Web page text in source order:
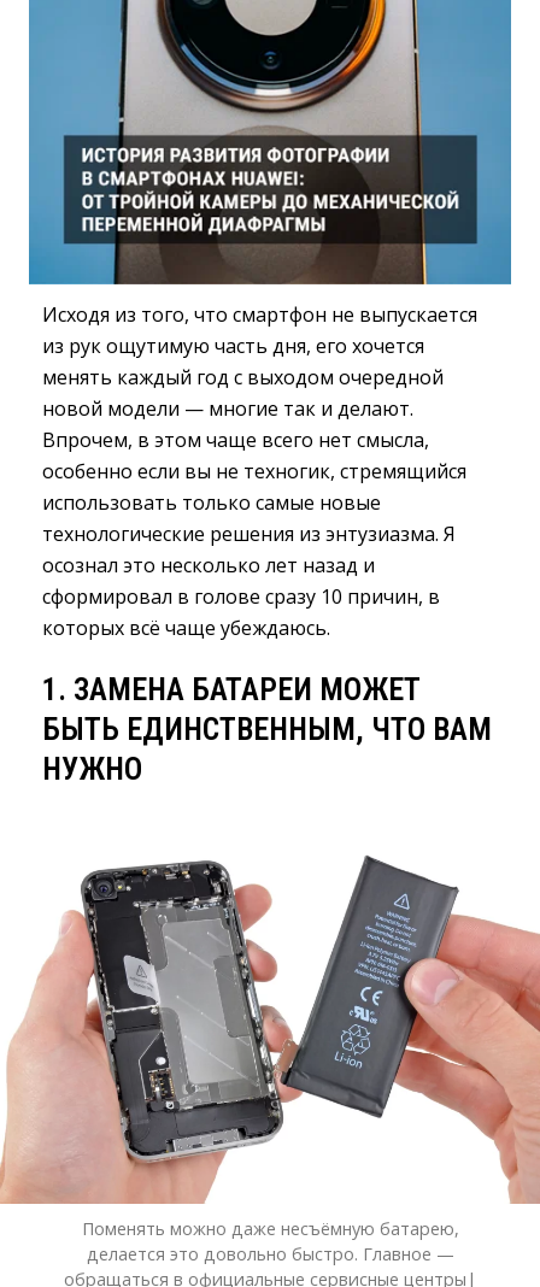
Исходя из того, что смартфон не выпускается
из рук ощутимую часть дня, его хочется
менять каждый год с выходом очередной
новой модели — многие так и делают.
Впрочем, в этом чаще всего нет смысла,
особенно если вы не техногик, стремящийся
использовать только самые новые
технологические решения из энтузиазма. Я
осознал это несколько лет назад и
сформировал в голове сразу 10 причин, в
которых всё чаще убеждаюсь.
1. ЗАМЕНА БАТАРЕИ МОЖЕТ
БЫТЬ ЕДИНСТВЕННЫМ, ЧТО ВАМ
НУЖНО
Поменять можно даже несъёмную батарею,
делается это довольно быстро. Главное —
обращаться в официальные сервисные центры|